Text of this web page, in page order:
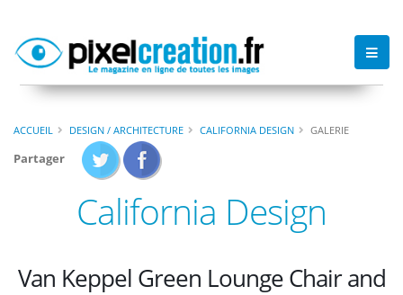
ACCUEIL DESIGN / ARCHITECTURE CALIFORNIA DESIGN GALERIE
Partager
California Design
Van Keppel Green Lounge Chair and